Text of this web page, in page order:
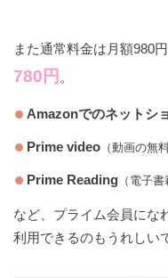
また通常料金は月額980
780円 。
Amazonでのネットシ
Prime video （動画の無
Prime Reading （電子
など、プライム会員にな
利用できるのもうれしい